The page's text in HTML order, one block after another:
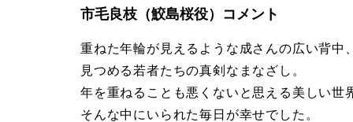
市毛良枝（鮫島桜役）コメント
重ねた年輪が見えるような成さんの広い背中、
見つめる若者たちの真剣なまなざし。
年を重ねることも悪くないと思える美しい世
そんな中にいられた毎日が幸せでした。